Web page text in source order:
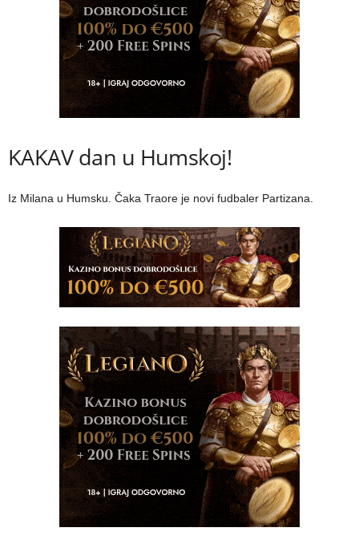
KAKAV dan u Humskoj!
Iz Milana u Humsku. Čaka Traore je novi fudbaler Partizana.